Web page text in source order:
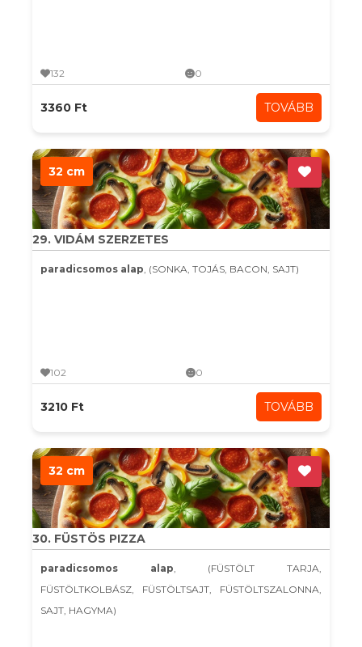
132 0
3360 Ft TOVÁBB
32 cm
29. VIDÁM SZERZETES
paradicsomos alap, (SONKA, TOJÁS, BACON, SAJT)
102 0
3210 Ft TOVÁBB
32 cm
30. FÜSTÖS PIZZA
paradicsomos alap, (FÜSTÖLT TARJA,
FÜSTÖLTKOLBÁSZ, FÜSTÖLTSAJT, FÜSTÖLTSZALONNA,
SAJT, HAGYMA)